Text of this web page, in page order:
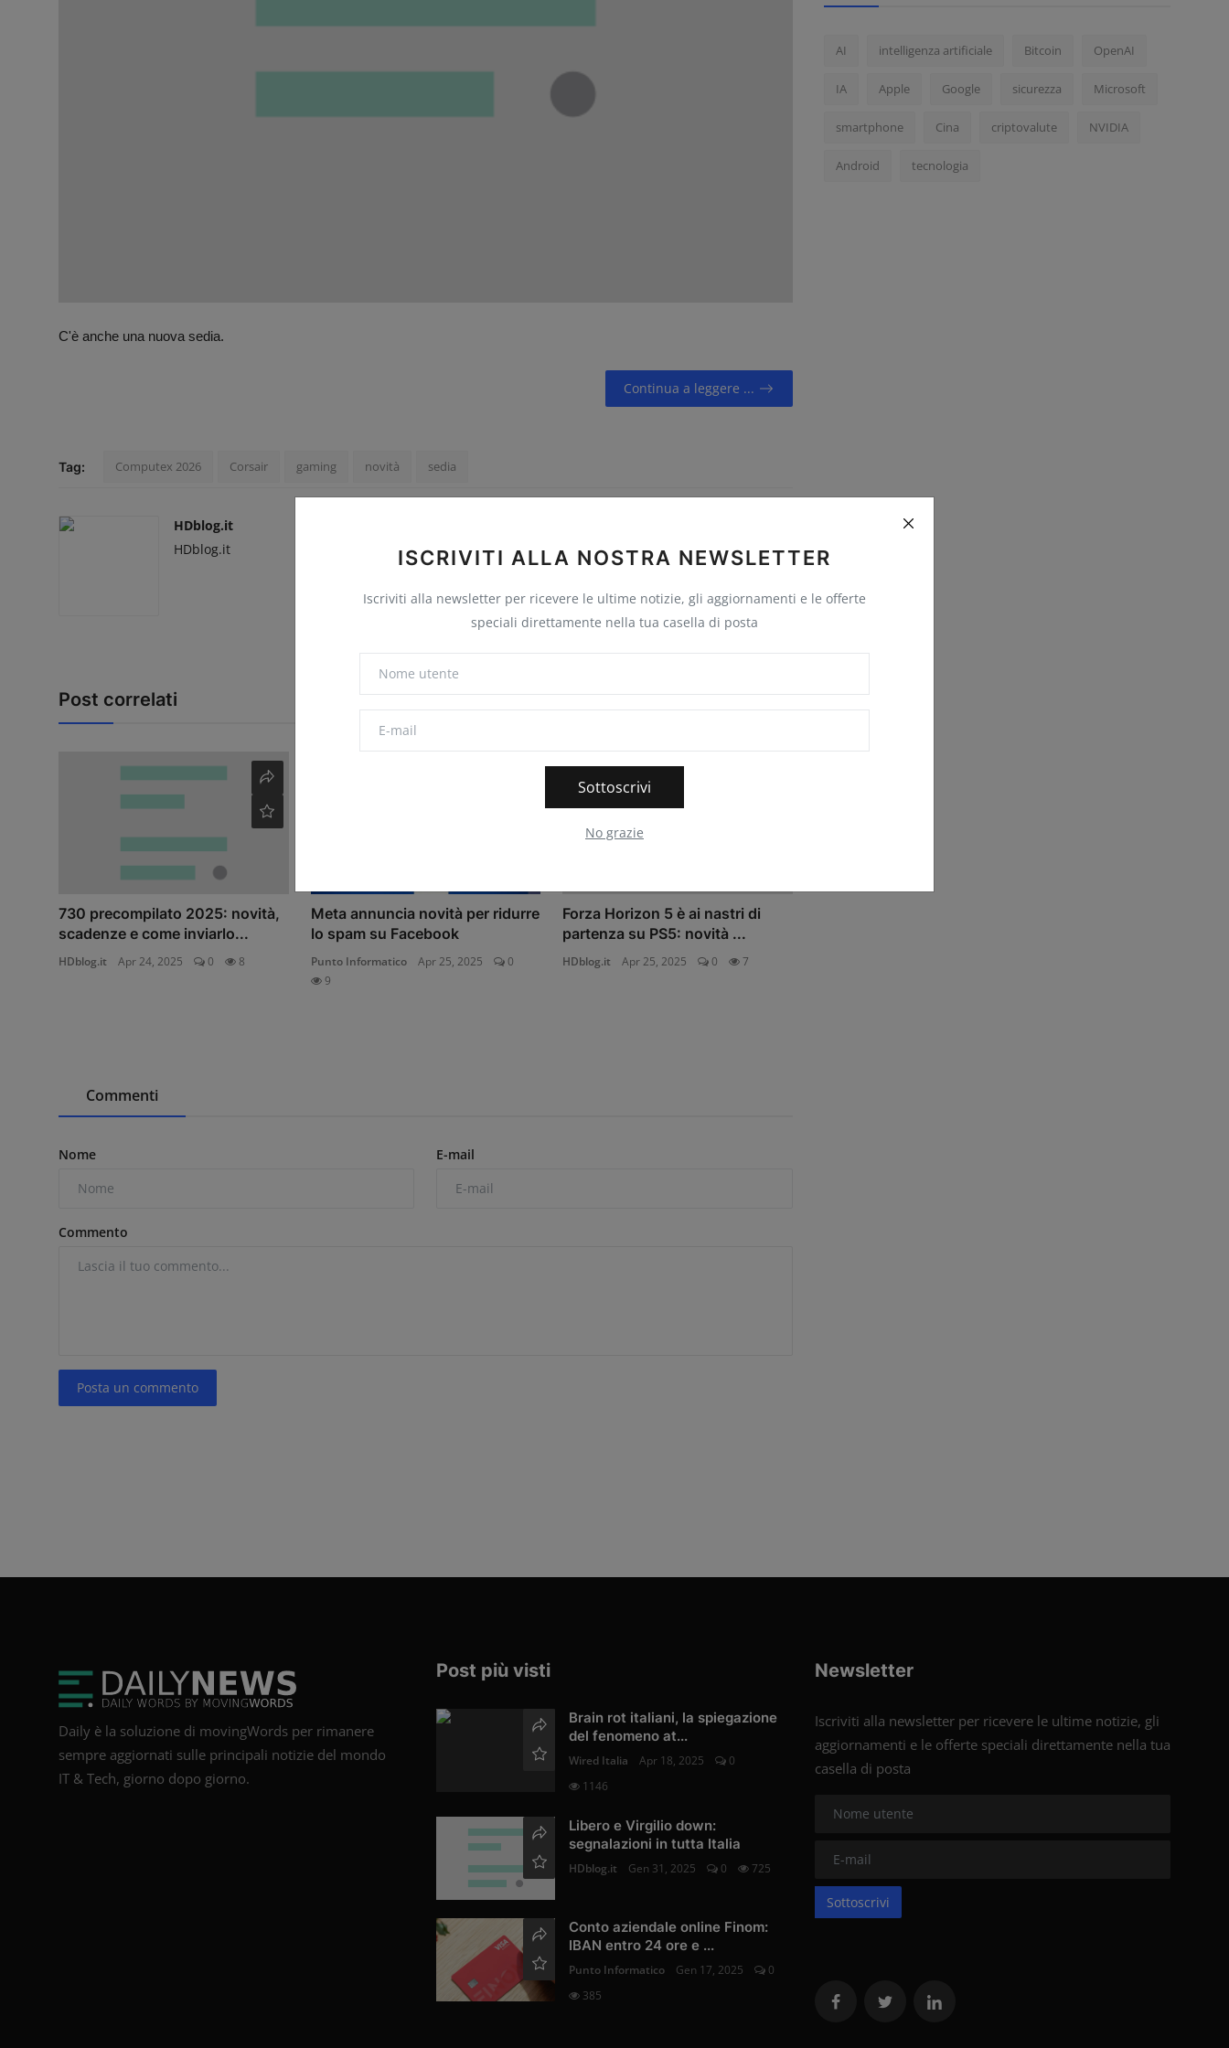
ISCRIVITI ALLA NOSTRA NEWSLETTER
Iscriviti alla newsletter per ricevere le ultime notizie, gli aggiornamenti e le offerte
speciali direttamente nella tua casella di posta
Sottoscrivi
No grazie
C'è anche una nuova sedia.
Continua a leggere ...
Tag: Computex 2026 Corsair gaming novità sedia
HDblog.it
HDblog.it
Seguire
Post correlati
730 precompilato 2025: novità,
scadenze e come inviarlo...
HDblog.it Apr 24, 2025 0 8
Meta annuncia novità per ridurre
lo spam su Facebook
Punto Informatico Apr 25, 2025
0
9
Forza Horizon 5 è ai nastri di
partenza su PS5: novità ...
HDblog.it Apr 25, 2025 0 7
Commenti
Nome E-mail
Commento
Posta un commento
AI intelligenza artificiale Bitcoin OpenAI
IA Apple Google sicurezza Microsoft
smartphone Cina criptovalute NVIDIA
Android tecnologia
Daily è la soluzione di movingWords per rimanere
sempre aggiornati sulle principali notizie del mondo
IT & Tech, giorno dopo giorno.
Post più visti
Brain rot italiani, la spiegazione
del fenomeno at...
Wired Italia Apr 18, 2025
0
1146
Libero e Virgilio down:
segnalazioni in tutta Italia
HDblog.it Gen 31, 2025 0 725
Conto aziendale online Finom:
IBAN entro 24 ore e ...
Punto Informatico Gen 17, 2025
0
385
Newsletter
Iscriviti alla newsletter per ricevere le ultime notizie, gli
aggiornamenti e le offerte speciali direttamente nella tua
casella di posta
Sottoscrivi